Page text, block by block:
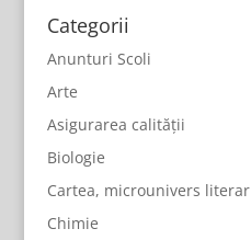
Categorii
Anunturi Scoli
Arte
Asigurarea calității
Biologie
Cartea, microunivers literar
Chimie